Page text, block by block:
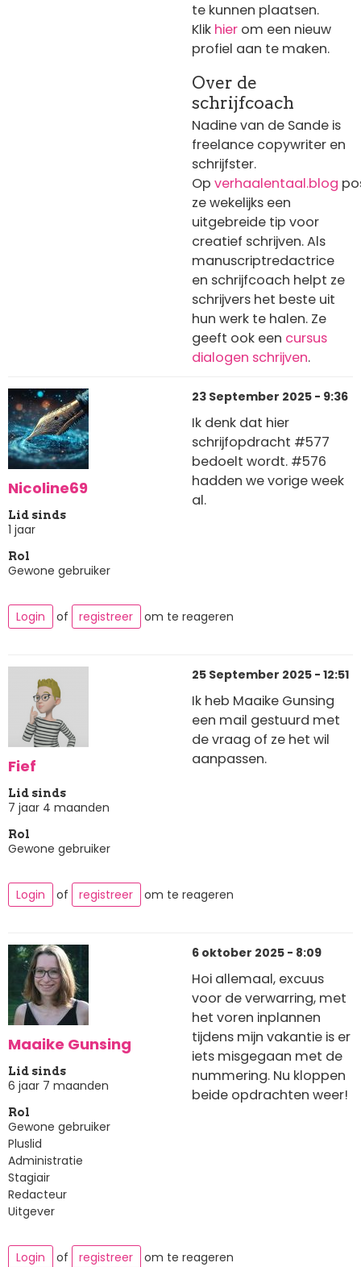
te kunnen plaatsen.
Klik hier om een nieuw
profiel aan te maken.
Over de
schrijfcoach
Nadine van de Sande is
freelance copywriter en
schrijfster.
Op verhaalentaal.blog
ze wekelijks een
uitgebreide tip voor
creatief schrijven. Als
manuscriptredactrice
en schrijfcoach helpt ze
schrijvers het beste uit
hun werk te halen. Ze
geeft ook een cursus
dialogen schrijven.
Nicoline69
Lid sinds
1 jaar
Rol
Gewone gebruiker
23 September 2025 - 9:36
Ik denk dat hier
schrijfopdracht #577
bedoelt wordt. #576
hadden we vorige week
al.
Login of registreer om te reageren
Fief
Lid sinds
7 jaar 4 maanden
Rol
Gewone gebruiker
25 September 2025 - 12:51
Ik heb Maaike Gunsing
een mail gestuurd met
de vraag of ze het wil
aanpassen.
Login of registreer om te reageren
Maaike Gunsing
Lid sinds
6 jaar 7 maanden
Rol
Gewone gebruiker
Pluslid
Administratie
Stagiair
Redacteur
Uitgever
6 oktober 2025 - 8:09
Hoi allemaal, excuus
voor de verwarring, met
het voren inplannen
tijdens mijn vakantie is er
iets misgegaan met de
nummering. Nu kloppen
beide opdrachten weer!
Login of registreer om te reageren